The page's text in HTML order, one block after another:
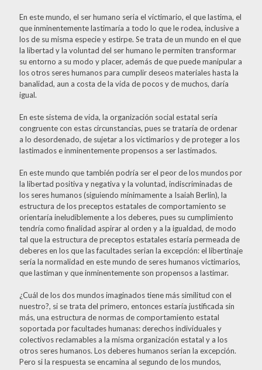
En este mundo, el ser humano seria el victimario, el que lastima, el
que inminentemente lastimaría a todo lo que le rodea, inclusive a
los de su misma especie y estirpe. Se trata de un mundo en el que
la libertad y la voluntad del ser humano le permiten transformar
su entorno a su modo y placer, además de que puede manipular a
los otros seres humanos para cumplir deseos materiales hasta la
banalidad, aun a costa de la vida de pocos y de muchos, daría
igual.
En este sistema de vida, la organización social estatal sería
congruente con estas circunstancias, pues se trataría de ordenar
a lo desordenado, de sujetar a los victimarios y de proteger a los
lastimados e inminentemente propensos a ser lastimados.
En este mundo que también podría ser el peor de los mundos por
la libertad positiva y negativa y la voluntad, indiscriminadas de
los seres humanos (siguiendo mínimamente a Isaiah Berlin), la
estructura de los preceptos estatales de comportamiento se
orientaría ineludiblemente a los deberes, pues su cumplimiento
tendría como finalidad aspirar al orden y a la igualdad, de modo
tal que la estructura de preceptos estatales estaría permeada de
deberes en los que las facultades serian la excepción: el libertinaje
sería la normalidad en este mundo de seres humanos victimarios,
que lastiman y que inminentemente son propensos a lastimar.
¿Cuál de los dos mundos imaginados tiene más similitud con el
nuestro?, si se trata del primero, entonces estaría justificada sin
más, una estructura de normas de comportamiento estatal
soportada por facultades humanas: derechos individuales y
colectivos reclamables a la misma organización estatal y a los
otros seres humanos. Los deberes humanos serian la excepción.
Pero si la respuesta se encamina al segundo de los mundos,